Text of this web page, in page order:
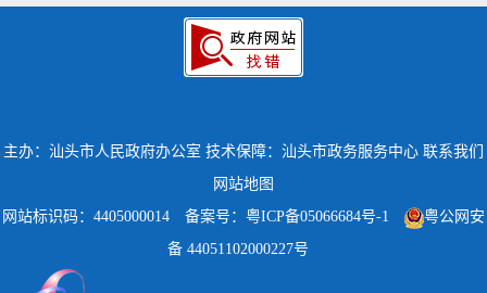
主办：汕头市人民政府办公室 技术保障：汕头市政务服务中心 联系我们
网站地图
网站标识码：4405000014
备案号：粤ICP备05066684号-1
粤公网安
备 44051102000227号